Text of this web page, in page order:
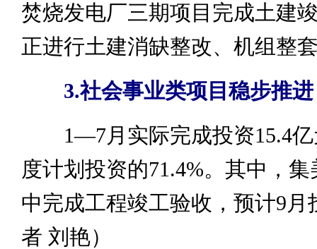
焚烧发电厂三期项目完成土建
正进行土建消缺整改、机组整
3.社会事业类项目稳步推进
1—7月实际完成投资15.4亿
度计划投资的71.4%。其中，
中完成工程竣工验收，预计9月
者 刘艳）